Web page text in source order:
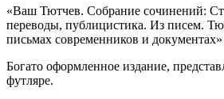
«Ваш Тютчев. Собрание сочинений:
переводы, публицистика. Из писем.
письмах современников и
Богато оформленное издание,
футляре.